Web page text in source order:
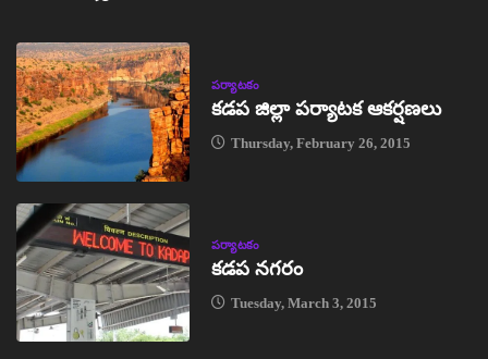
పర్యాటకం
కడప జిల్లా పర్యాటక ఆకర్షణలు
Thursday, February 26, 2015
పర్యాటకం
కడప నగరం
Tuesday, March 3, 2015